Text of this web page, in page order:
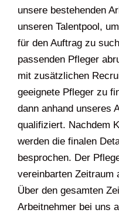
unsere bestehenden
unseren Talentpool,
für den Auftrag zu
passenden Pfleger
mit zusätzlichen
geeignete Pfleger zu
dann anhand unseres
qualifiziert. Nachdem
werden die finalen
besprochen. Der
vereinbarten Zeitraum
Über den gesamten
Arbeitnehmer bei uns